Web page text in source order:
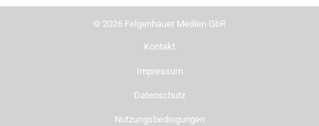
© 2026 Felgenhauer Medien GbR
Kontakt
Impressum
Datenschutz
Nutzungsbedingungen